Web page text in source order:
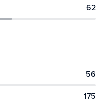
62
56
175